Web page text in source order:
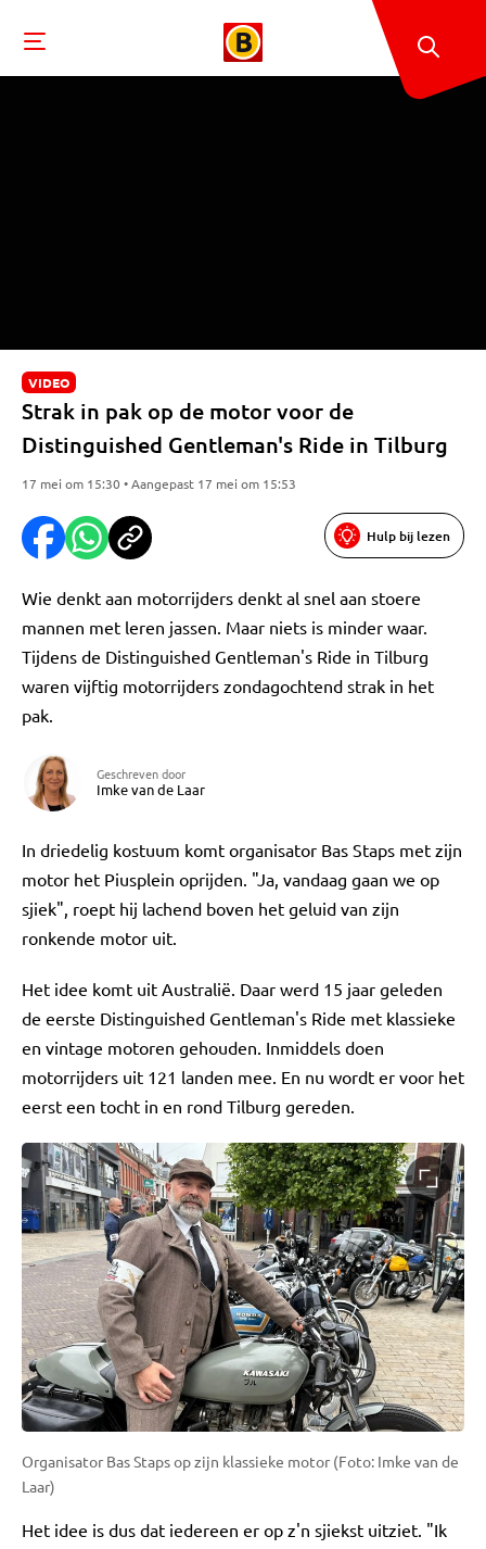
VIDEO
Strak in pak op de motor voor de
Distinguished Gentleman's Ride in Tilburg
17 mei om 15:30 • Aangepast 17 mei om 15:53
Hulp bij lezen
Wie denkt aan motorrijders denkt al snel aan stoere
mannen met leren jassen. Maar niets is minder waar.
Tijdens de Distinguished Gentleman's Ride in Tilburg
waren vijftig motorrijders zondagochtend strak in het
pak.
Geschreven door
Imke van de Laar
In driedelig kostuum komt organisator Bas Staps met zijn
motor het Piusplein oprijden. "Ja, vandaag gaan we op
sjiek", roept hij lachend boven het geluid van zijn
ronkende motor uit.
Het idee komt uit Australië. Daar werd 15 jaar geleden
de eerste Distinguished Gentleman's Ride met klassieke
en vintage motoren gehouden. Inmiddels doen
motorrijders uit 121 landen mee. En nu wordt er voor het
eerst een tocht in en rond Tilburg gereden.
Organisator Bas Staps op zijn klassieke motor (Foto: Imke van de
Laar)
Het idee is dus dat iedereen er op z'n sjiekst uitziet. "Ik